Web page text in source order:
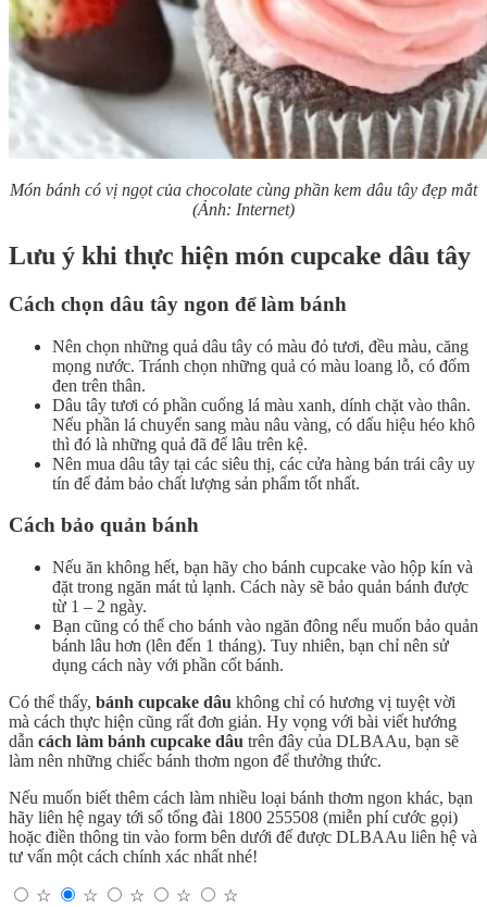
Món bánh có vị ngọt của chocolate cùng phần kem dâu tây đẹp mắt
(Ảnh: Internet)
Lưu ý khi thực hiện món cupcake dâu tây
Cách chọn dâu tây ngon để làm bánh
Nên chọn những quả dâu tây có màu đỏ tươi, đều màu, căng
mọng nước. Tránh chọn những quả có màu loang lỗ, có đốm
đen trên thân.
Dâu tây tươi có phần cuống lá màu xanh, dính chặt vào thân.
Nếu phần lá chuyển sang màu nâu vàng, có dấu hiệu héo khô
thì đó là những quả đã để lâu trên kệ.
Nên mua dâu tây tại các siêu thị, các cửa hàng bán trái cây uy
tín để đảm bảo chất lượng sản phẩm tốt nhất.
Cách bảo quản bánh
Nếu ăn không hết, bạn hãy cho bánh cupcake vào hộp kín và
đặt trong ngăn mát tủ lạnh. Cách này sẽ bảo quản bánh được
từ 1 – 2 ngày.
Bạn cũng có thể cho bánh vào ngăn đông nếu muốn bảo quản
bánh lâu hơn (lên đến 1 tháng). Tuy nhiên, bạn chỉ nên sử
dụng cách này với phần cốt bánh.
Có thể thấy, bánh cupcake dâu không chỉ có hương vị tuyệt vời
mà cách thực hiện cũng rất đơn giản. Hy vọng với bài viết hướng
dẫn cách làm bánh cupcake dâu trên đây của DLBAAu, bạn sẽ
làm nên những chiếc bánh thơm ngon để thưởng thức.
Nếu muốn biết thêm cách làm nhiều loại bánh thơm ngon khác, bạn
hãy liên hệ ngay tới số tổng đài 1800 255508 (miễn phí cước gọi)
hoặc điền thông tin vào form bên dưới để được DLBAAu liên hệ và
tư vấn một cách chính xác nhất nhé!
☆ ☆ ☆ ☆
☆